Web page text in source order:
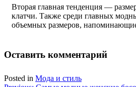
Вторая главная тенденция —
клатчи. Также среди главных
объемных размеров,
Оставить комментарий
Posted in Мода и стиль